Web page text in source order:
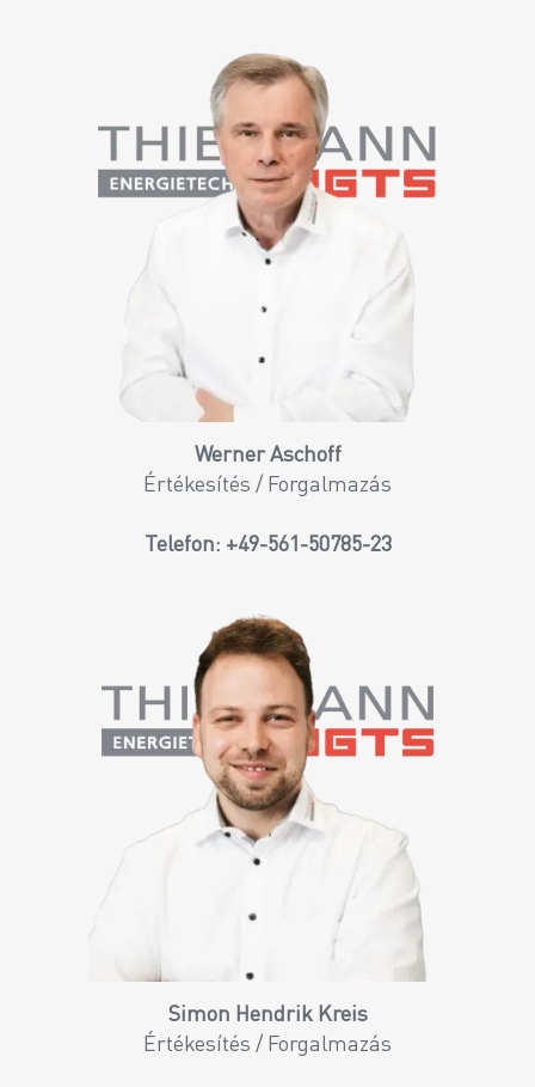
Werner Aschoff
Értékesítés / Forgalmazás
Telefon: +49-561-50785-23
Simon Hendrik Kreis
Értékesítés / Forgalmazás